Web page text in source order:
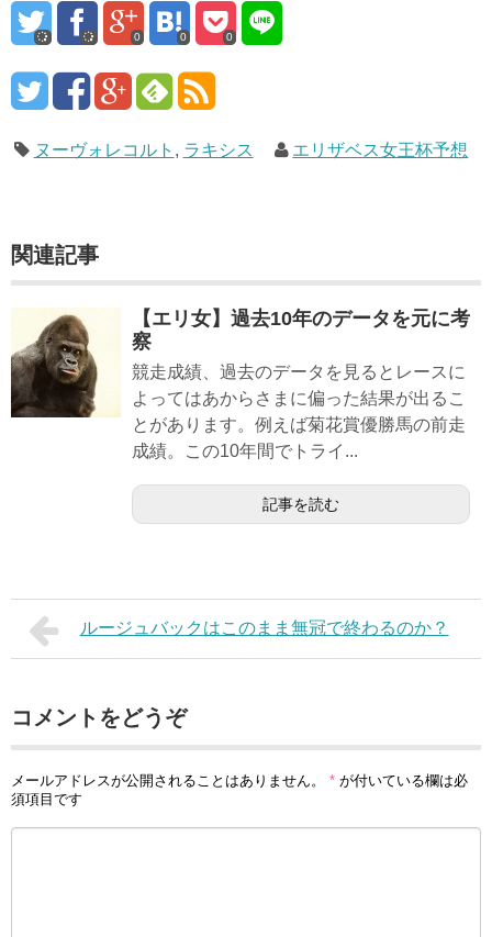
0 0 0
ヌーヴォレコルト , ラキシス エリザベス女王杯予想
関連記事
【エリ女】過去10年のデータを元に考
察
競走成績、過去のデータを見るとレースに
よってはあからさまに偏った結果が出るこ
とがあります。例えば菊花賞優勝馬の前走
成績。この10年間でトライ...
記事を読む
ルージュバックはこのまま無冠で終わるのか？
コメントをどうぞ
メールアドレスが公開されることはありません。 * が付いている欄は必
須項目です